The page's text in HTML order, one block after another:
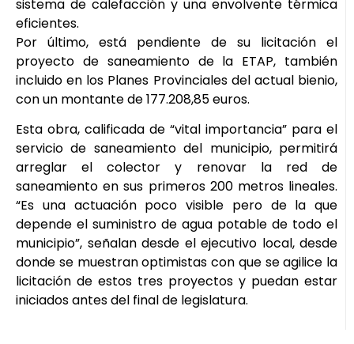
sistema de calefacción y una envolvente térmica
eficientes.
Por último, está pendiente de su licitación el
proyecto de saneamiento de la ETAP, también
incluido en los Planes Provinciales del actual bienio,
con un montante de 177.208,85 euros.
Esta obra, calificada de “vital importancia” para el
servicio de saneamiento del municipio, permitirá
arreglar el colector y renovar la red de
saneamiento en sus primeros 200 metros lineales.
“Es una actuación poco visible pero de la que
depende el suministro de agua potable de todo el
municipio”, señalan desde el ejecutivo local, desde
donde se muestran optimistas con que se agilice la
licitación de estos tres proyectos y puedan estar
iniciados antes del final de legislatura.